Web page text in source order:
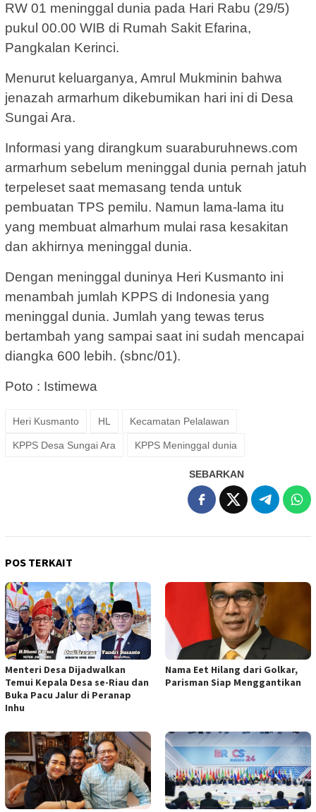
RW 01 meninggal dunia pada Hari Rabu (29/5)
pukul 00.00 WIB di Rumah Sakit Efarina,
Pangkalan Kerinci.
Menurut keluarganya, Amrul Mukminin bahwa
jenazah armarhum dikebumikan hari ini di Desa
Sungai Ara.
Informasi yang dirangkum suaraburuhnews.com
armarhum sebelum meninggal dunia pernah jatuh
terpeleset saat memasang tenda untuk
pembuatan TPS pemilu. Namun lama-lama itu
yang membuat almarhum mulai rasa kesakitan
dan akhirnya meninggal dunia.
Dengan meninggal duninya Heri Kusmanto ini
menambah jumlah KPPS di Indonesia yang
meninggal dunia. Jumlah yang tewas terus
bertambah yang sampai saat ini sudah mencapai
diangka 600 lebih. (sbnc/01).
Poto : Istimewa
Heri Kusmanto HL Kecamatan Pelalawan
KPPS Desa Sungai Ara KPPS Meninggal dunia
SEBARKAN
POS TERKAIT
Menteri Desa Dijadwalkan
Temui Kepala Desa se-Riau dan
Buka Pacu Jalur di Peranap
Inhu
Nama Eet Hilang dari Golkar,
Parisman Siap Menggantikan